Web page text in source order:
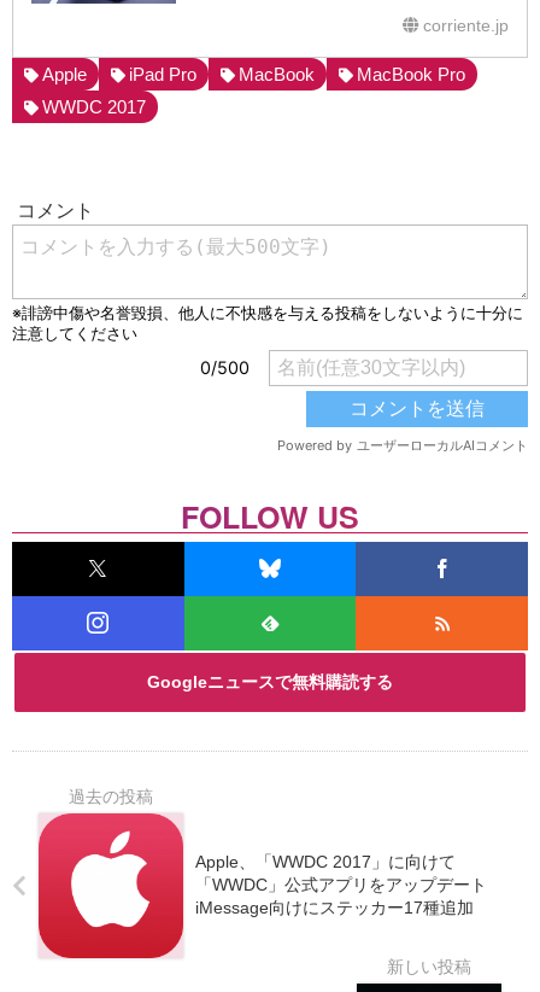
アップグレードモデルを発表かcorriente.jp
Apple iPad Pro MacBook
MacBook Pro
WWDC 2017
Googleニュースで無料購読する
FOLLOW US
Apple、「WWDC 2017」に向けて
「WWDC」公式アプリをアップデート
iMessage向けにステッカー17種追加